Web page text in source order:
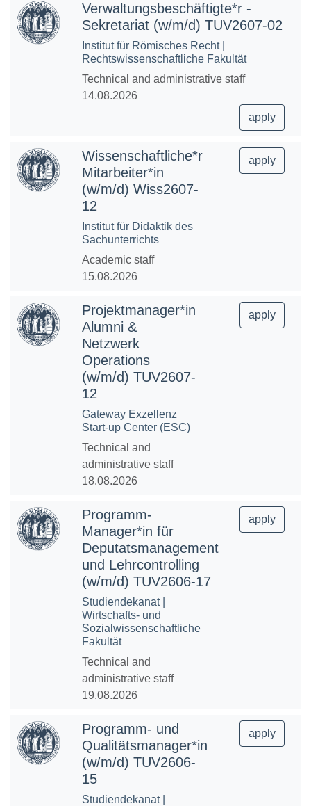
Verwaltungsbeschäftigte*r -
Sekretariat (w/m/d) TUV2607-02
Institut für Römisches Recht |
Rechtswissenschaftliche Fakultät
Technical and administrative staff
14.08.2026
apply
Wissenschaftliche*r
Mitarbeiter*in
(w/m/d) Wiss2607-
12
Institut für Didaktik des
Sachunterrichts
Academic staff
15.08.2026
apply
Projektmanager*in
Alumni &
Netzwerk
Operations
(w/m/d) TUV2607-
12
Gateway Exzellenz
Start-up Center (ESC)
Technical and
administrative staff
18.08.2026
apply
Programm-
Manager*in für
Deputatsmanagement
und Lehrcontrolling
(w/m/d) TUV2606-17
Studiendekanat |
Wirtschafts- und
Sozialwissenschaftliche
Fakultät
Technical and
administrative staff
19.08.2026
apply
Programm- und
Qualitätsmanager*in
(w/m/d) TUV2606-
15
Studiendekanat |
apply